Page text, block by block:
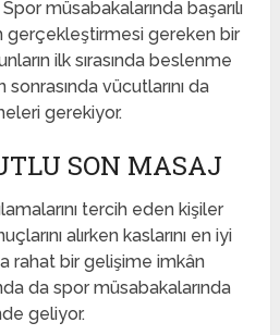
Spor müsabakalarında başarılı
gerçekleştirmesi gereken bir
ilk sırasında beslenme
vücutlarını da
gerekiyor.
SON MASAJ
tercih eden kişiler
alırken kaslarını en iyi
rahat bir gelişime imkân
da spor müsabakalarında
geliyor.